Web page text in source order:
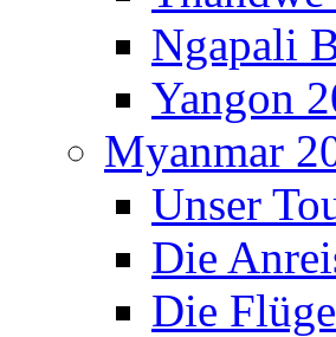
Ngapali
Yangon
Myanmar
Unser
Die
Die Flüge